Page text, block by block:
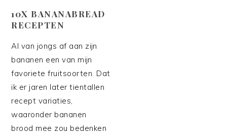
10X BANANABREAD
RECEPTEN
Al van jongs af aan zijn
bananen een van mijn
favoriete fruitsoorten. Dat
ik er jaren later tientallen
recept variaties,
waaronder bananen
brood mee zou bedenken